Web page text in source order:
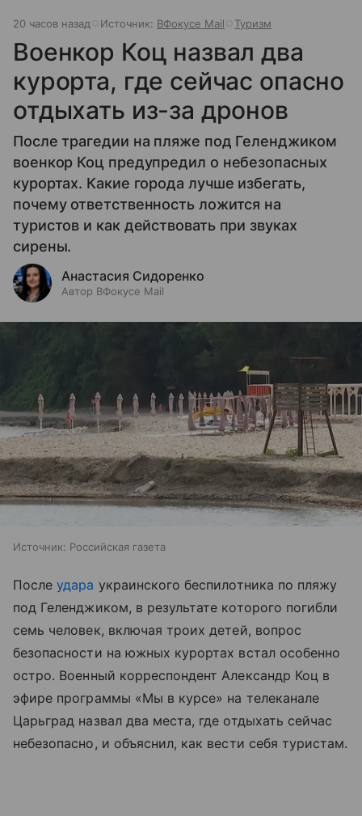
20 часов назад Источник: ВФокусе Mail Туризм
Военкор Коц назвал два
курорта, где сейчас опасно
отдыхать из-за дронов
После трагедии на пляже под Геленджиком
военкор Коц предупредил о небезопасных
курортах. Какие города лучше избегать,
почему ответственность ложится на
туристов и как действовать при звуках
сирены.
Анастасия Сидоренко
Автор ВФокусе Mail
Источник: Российская газета
Послеудара украинского беспилотника по пляжу
под Геленджиком, в результате которого погибли
семь человек, включая троих детей, вопрос
безопасности на южных курортах встал особенно
остро. Военный корреспондент Александр Коц в
эфире программы «Мы в курсе» на телеканале
Царьград назвал два места, где отдыхать сейчас
небезопасно, и объяснил, как вести себя туристам.